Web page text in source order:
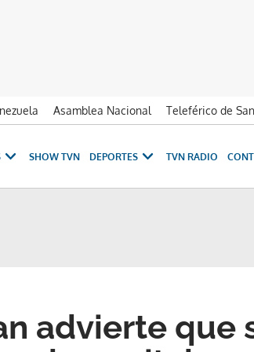
Asamblea Nacional Teleférico de
SHOW TVN DEPORTES TVN RADIO
advierte que